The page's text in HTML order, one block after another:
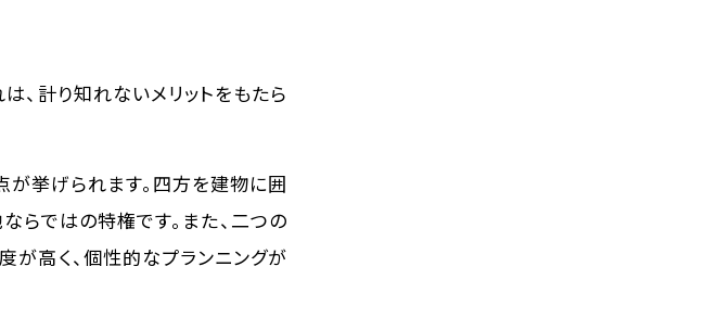
は、計り知れないメリットをもたら
が挙げられます。四方を建物に囲
らではの特権です。また、二つの
が高く、個性的なプランニングが